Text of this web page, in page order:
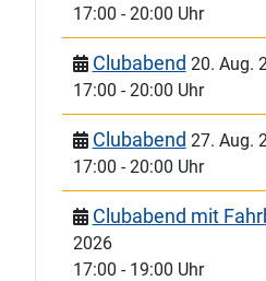
17:00 -20:00 Uhr
Clubabend 20. Aug.
17:00 -20:00 Uhr
Clubabend 27. Aug.
17:00 -20:00 Uhr
Clubabend mit
2026
17:00 - 19:00 Uhr